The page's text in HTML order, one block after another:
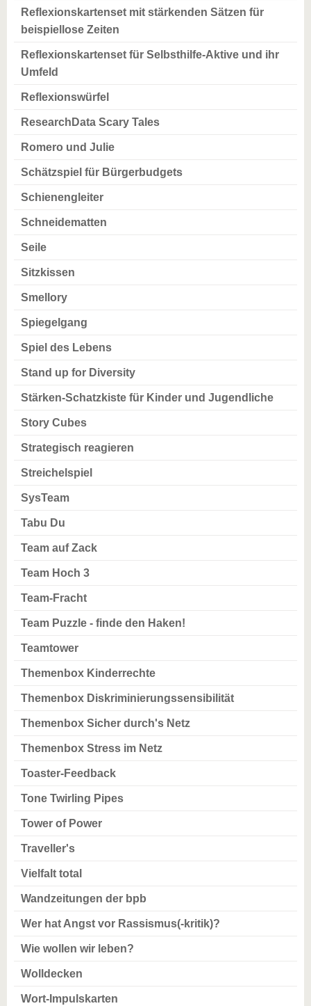
Reflexionskartenset mit stärkenden Sätzen für
beispiellose Zeiten
Reflexionskartenset für Selbsthilfe-Aktive und ihr
Umfeld
Reflexionswürfel
ResearchData Scary Tales
Romero und Julie
Schätzspiel für Bürgerbudgets
Schienengleiter
Schneidematten
Seile
Sitzkissen
Smellory
Spiegelgang
Spiel des Lebens
Stand up for Diversity
Stärken-Schatzkiste für Kinder und Jugendliche
Story Cubes
Strategisch reagieren
Streichelspiel
SysTeam
Tabu Du
Team auf Zack
Team Hoch 3
Team-Fracht
Team Puzzle - finde den Haken!
Teamtower
Themenbox Kinderrechte
Themenbox Diskriminierungssensibilität
Themenbox Sicher durch's Netz
Themenbox Stress im Netz
Toaster-Feedback
Tone Twirling Pipes
Tower of Power
Traveller's
Vielfalt total
Wandzeitungen der bpb
Wer hat Angst vor Rassismus(-kritik)?
Wie wollen wir leben?
Wolldecken
Wort-Impulskarten